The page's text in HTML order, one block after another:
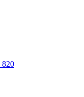
820